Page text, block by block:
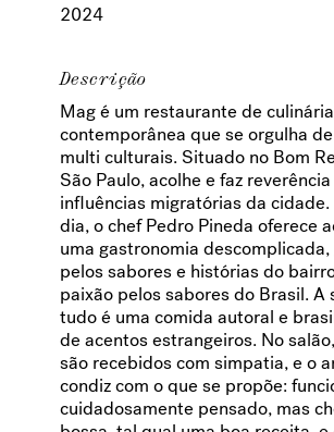
2024
Descrição
Mag é um restaurante de culinária
contemporânea que se orgulha
multi culturais. Situado no Bom
São Paulo, acolhe e faz
influências migratórias da cidade.
dia, o chef Pedro Pineda oferece
uma gastronomia descomplicada,
pelos sabores e histórias do
paixão pelos sabores do Brasil. A
tudo é uma comida autoral e
de acentos estrangeiros. No
são recebidos com simpatia, e o
condiz com o que se propõe:
cuidadosamente pensado, mas